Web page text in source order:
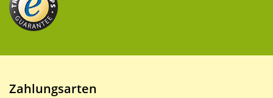
Zahlungsarten